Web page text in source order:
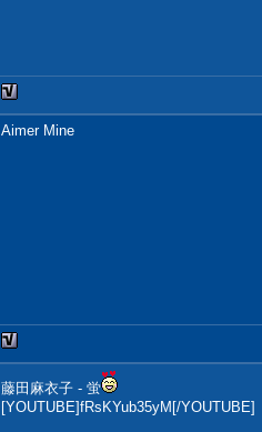
Aimer Mine
藤田麻衣子 - 蛍
[YOUTUBE]fRsKYub35yM[/YOUTUBE]